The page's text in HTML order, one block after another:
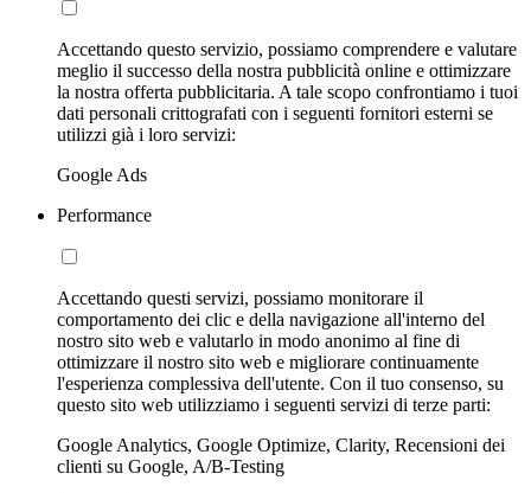
Accettando questo servizio, possiamo comprendere e valutare
meglio il successo della nostra pubblicità online e ottimizzare
la nostra offerta pubblicitaria. A tale scopo confrontiamo i tuoi
dati personali crittografati con i seguenti fornitori esterni se
utilizzi già i loro servizi:
Google Ads
Performance
Accettando questi servizi, possiamo monitorare il
comportamento dei clic e della navigazione all'interno del
nostro sito web e valutarlo in modo anonimo al fine di
ottimizzare il nostro sito web e migliorare continuamente
l'esperienza complessiva dell'utente. Con il tuo consenso, su
questo sito web utilizziamo i seguenti servizi di terze parti:
Google Analytics, Google Optimize, Clarity, Recensioni dei
clienti su Google, A/B-Testing